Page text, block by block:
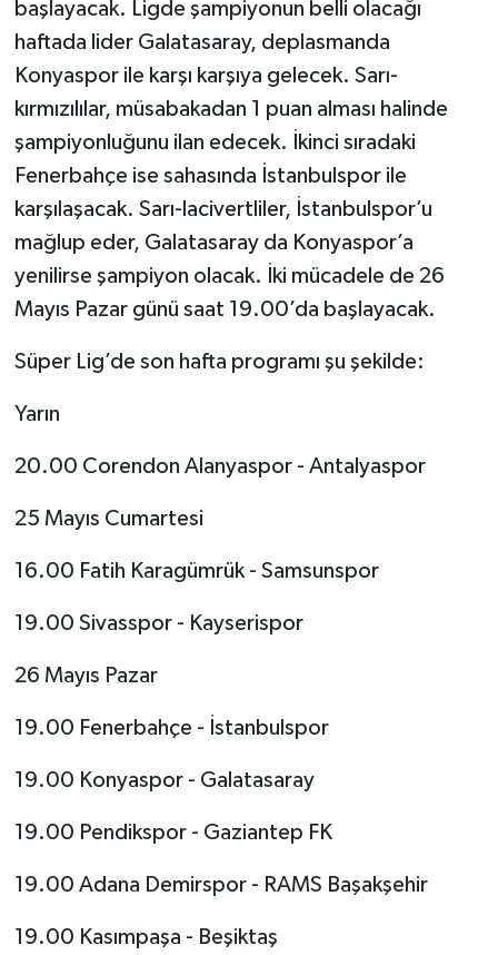
başlayacak. Ligde şampiyonun belli olacağı
haftada lider Galatasaray, deplasmanda
Konyaspor ile karşı karşıya gelecek. Sarı-
kırmızılılar, müsabakadan 1 puan alması halinde
şampiyonluğunu ilan edecek. İkinci sıradaki
Fenerbahçe ise sahasında İstanbulspor ile
karşılaşacak. Sarı-lacivertliler, İstanbulspor’u
mağlup eder, Galatasaray da Konyaspor’a
yenilirse şampiyon olacak. İki mücadele de 26
Mayıs Pazar günü saat 19.00’da başlayacak.
Süper Lig’de son hafta programı şu şekilde:
Yarın
20.00 Corendon Alanyaspor - Antalyaspor
25 Mayıs Cumartesi
16.00 Fatih Karagümrük - Samsunspor
19.00 Sivasspor - Kayserispor
26 Mayıs Pazar
19.00 Fenerbahçe - İstanbulspor
19.00 Konyaspor - Galatasaray
19.00 Pendikspor - Gaziantep FK
19.00 Adana Demirspor - RAMS Başakşehir
19.00 Kasımpaşa - Beşiktaş
Video Haber
Yeme-İçme
Yemek